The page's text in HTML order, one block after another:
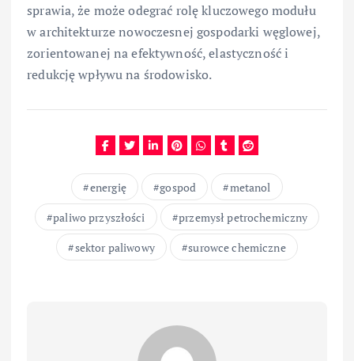
sprawia, że może odegrać rolę kluczowego modułu
w architekturze nowoczesnej gospodarki węglowej,
zorientowanej na efektywność, elastyczność i
redukcję wpływu na środowisko.
energię gospod
metanol
paliwo przyszłości
przemysł petrochemiczny
sektor paliwowy
surowce chemiczne